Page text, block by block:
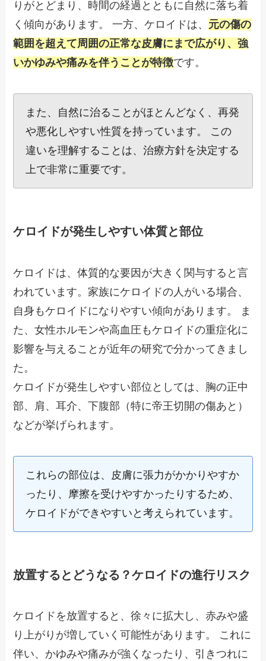
りがとどまり、時間の経過とともに自然に落ち着
く傾向があります。 一方、ケロイドは、 元の傷の
範囲を超えて周囲の正常な皮膚にまで広がり、強
いかゆみや痛みを伴うことが特徴です。
また、自然に治ることがほとんどなく、再発
や悪化しやすい性質を持っています。 この
違いを理解することは、治療方針を決定する
上で非常に重要です。
ケロイドが発生しやすい体質と部位
ケロイドは、体質的な要因が大きく関与すると言
われています。家族にケロイドの人がいる場合、
自身もケロイドになりやすい傾向があります。 ま
た、女性ホルモンや高血圧もケロイドの重症化に
影響を与えることが近年の研究で分かってきまし
た。
ケロイドが発生しやすい部位としては、胸の正中
部、肩、耳介、下腹部（特に帝王切開の傷あと）
などが挙げられます。
これらの部位は、皮膚に張力がかかりやすか
ったり、摩擦を受けやすかったりするため、
ケロイドができやすいと考えられています。
放置するとどうなる？ケロイドの進行リスク
ケロイドを放置すると、徐々に拡大し、赤みや盛
り上がりが増していく可能性があります。 これに
伴い、かゆみや痛みが強くなったり、引きつれに